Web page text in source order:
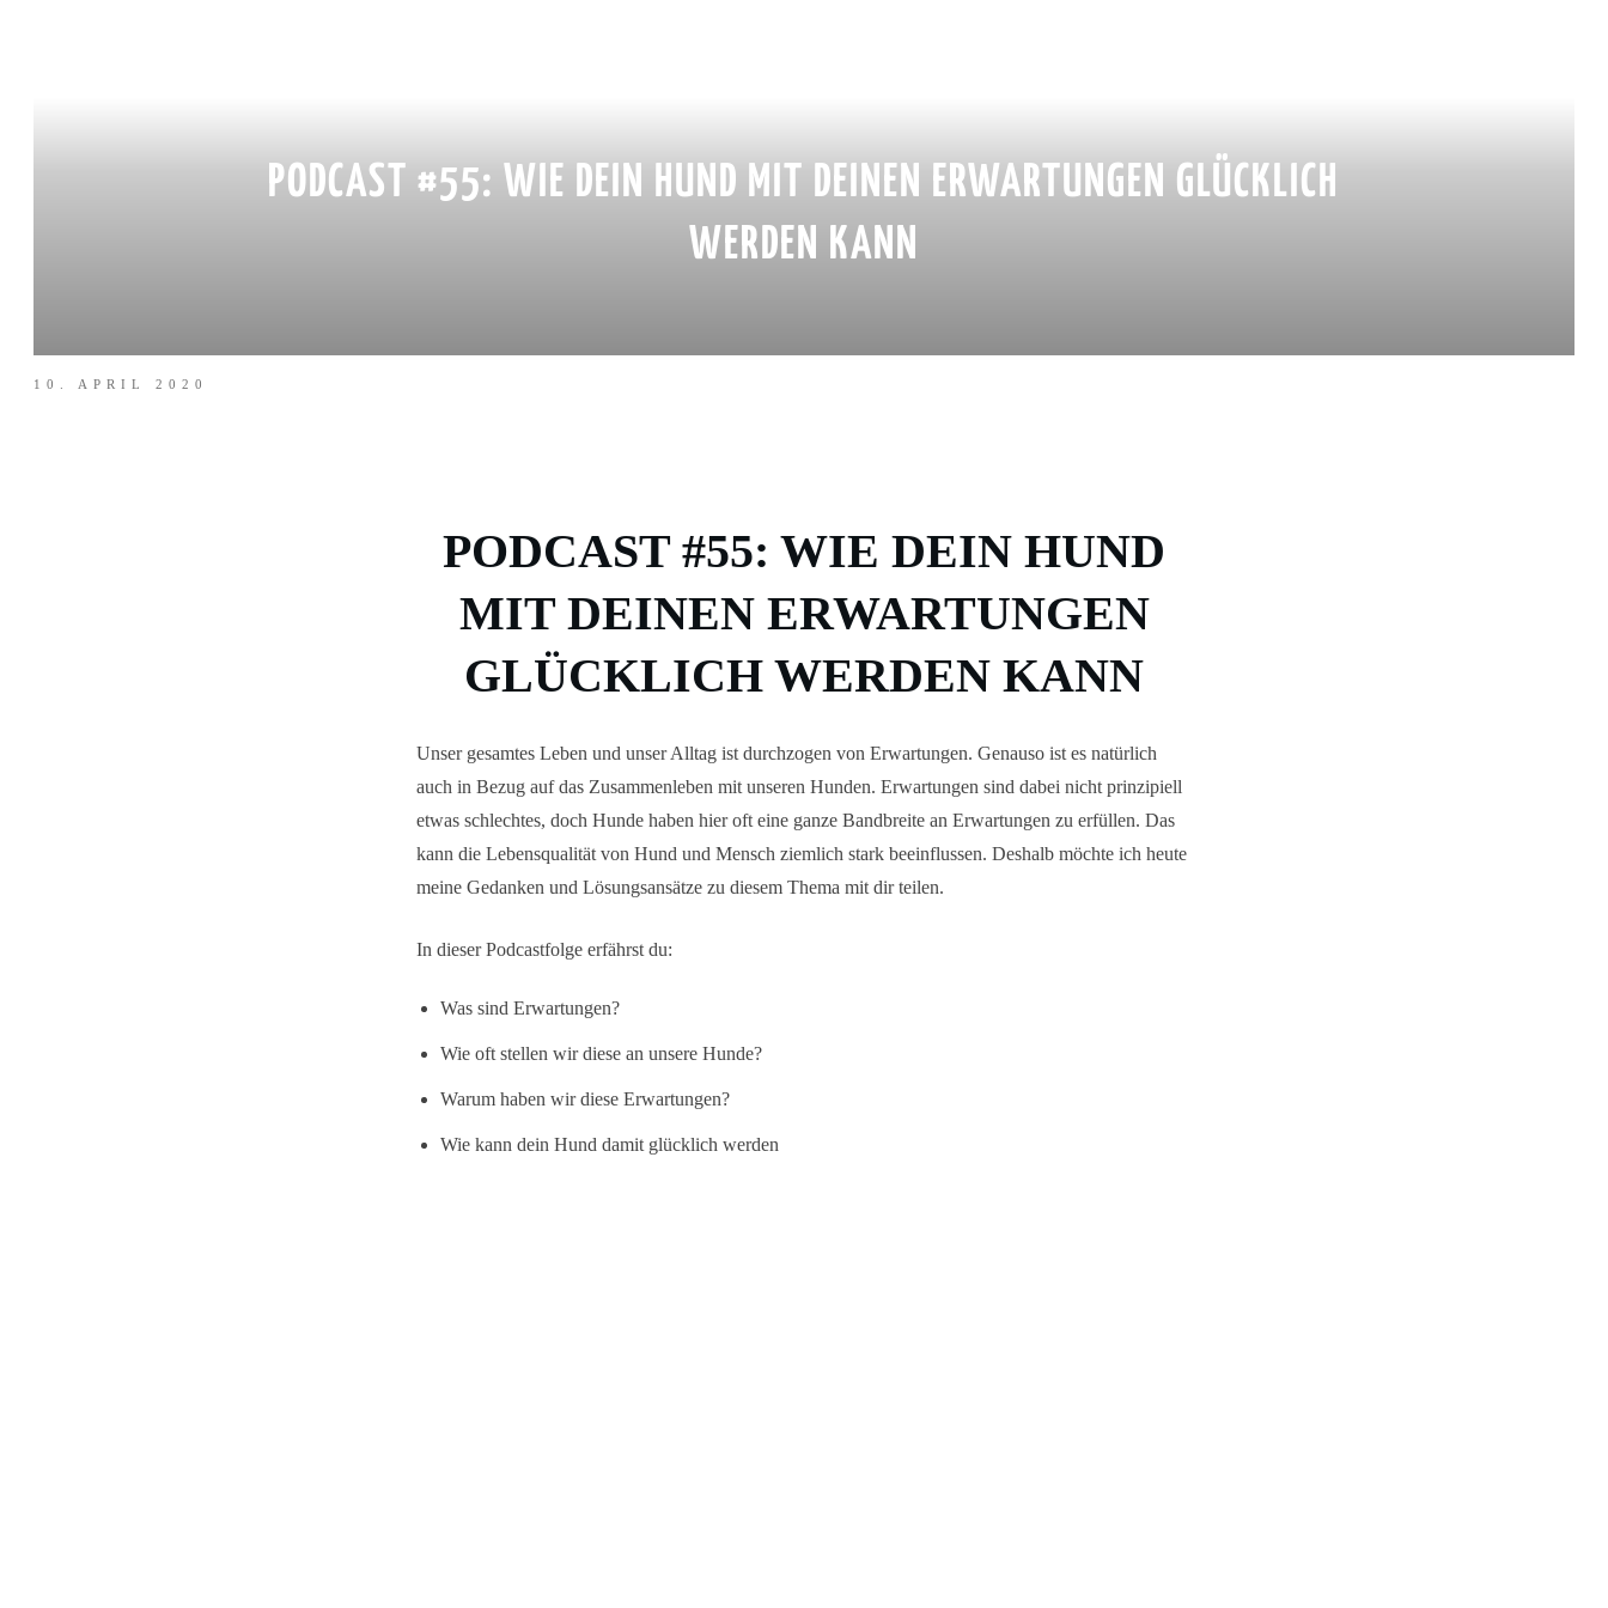
PODCAST #55: WIE DEIN HUND MIT DEINEN ERWARTUNGEN GLÜCKLICH
WERDEN KANN
10. APRIL 2020
PODCAST #55: WIE DEIN HUND
MIT DEINEN ERWARTUNGEN
GLÜCKLICH WERDEN KANN
Unser gesamtes Leben und unser Alltag ist durchzogen von Erwartungen. Genauso ist es natürlich
auch in Bezug auf das Zusammenleben mit unseren Hunden. Erwartungen sind dabei nicht prinzipiell
etwas schlechtes, doch Hunde haben hier oft eine ganze Bandbreite an Erwartungen zu erfüllen. Das
kann die Lebensqualität von Hund und Mensch ziemlich stark beeinflussen. Deshalb möchte ich heute
meine Gedanken und Lösungsansätze zu diesem Thema mit dir teilen.
In dieser Podcastfolge erfährst du:
Was sind Erwartungen?
Wie oft stellen wir diese an unsere Hunde?
Warum haben wir diese Erwartungen?
Wie kann dein Hund damit glücklich werden